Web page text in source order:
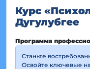
Курс
Дугулубгее
Программа
Станьте
Освойте ключевые